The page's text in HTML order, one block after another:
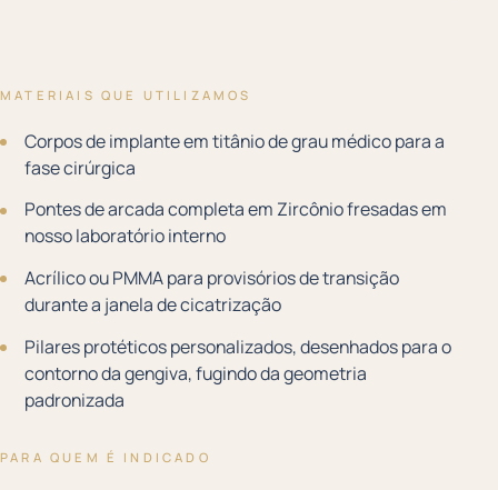
MATERIAIS QUE UTILIZAMOS
Corpos de implante em titânio de grau médico para a
fase cirúrgica
Pontes de arcada completa em Zircônio fresadas em
nosso laboratório interno
Acrílico ou PMMA para provisórios de transição
durante a janela de cicatrização
Pilares protéticos personalizados, desenhados para o
contorno da gengiva, fugindo da geometria
padronizada
PARA QUEM É INDICADO